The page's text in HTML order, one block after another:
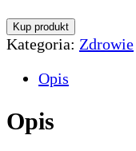
Kup produkt
Kategoria: Zdrowie
Opis
Opis